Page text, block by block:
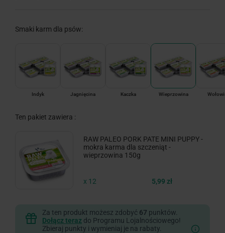
Smaki karm dla psów:
Indyk Jagnięcina Kaczka Wieprzowina
Ten pakiet zawiera :
RAW PALEO PORK PATE MINI PUPPY -
mokra karma dla szczeniąt -
wieprzowina 150g
x 12 5,99 zł
Za ten produkt możesz zdobyć 67 punktów.
Dołącz teraz do Programu Lojalnościowego!
Zbieraj punkty i wymieniaj je na rabaty.